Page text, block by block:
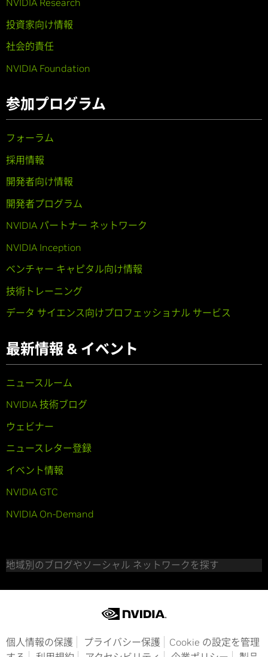
NVIDIA Research
投資家向け情報
社会的責任
NVIDIA Foundation
参加プログラム
フォーラム
採用情報
開発者向け情報
開発者プログラム
NVIDIA パートナー ネットワーク
NVIDIA Inception
ベンチャー キャピタル向け情報
技術トレーニング
データ サイエンス向けプロフェッショナル サービス
最新情報 & イベント
ニュースルーム
NVIDIA 技術ブログ
ウェビナー
ニュースレター登録
イベント情報
NVIDIA GTC
NVIDIA On-Demand
地域別のブログやソーシャル ネットワークを探す
個人情報の保護 プライバシー保護
Cookie の設定を管理